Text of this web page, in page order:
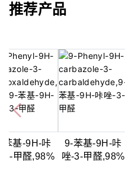
推荐产品
苯基-9H-咔
3-甲醛,98%
9-苯基-9H-咔
唑-3-甲醛,98%